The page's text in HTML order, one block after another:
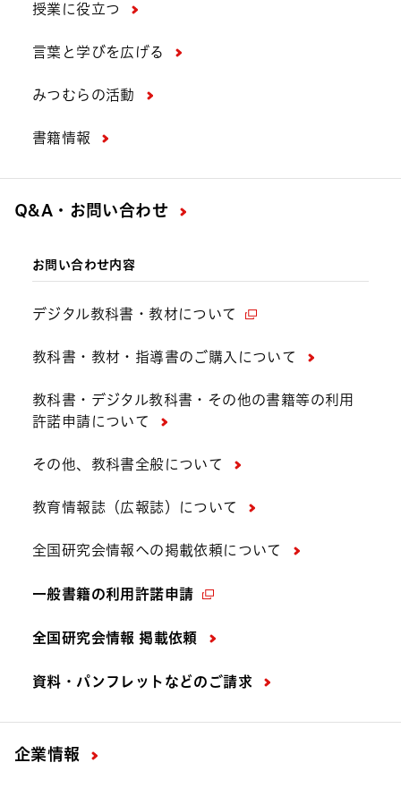
授業に役立つ
言葉と学びを広げる
みつむらの活動
書籍情報
Q&A・お問い合わせ
お問い合わせ内容
デジタル教科書・教材について
教科書・教材・指導書のご購入について
教科書・デジタル教科書・その他の書籍等の利用
許諾申請について
その他、教科書全般について
教育情報誌（広報誌）について
全国研究会情報への掲載依頼について
一般書籍の利用許諾申請
全国研究会情報 掲載依頼
資料・パンフレットなどの ご請求
企業情報